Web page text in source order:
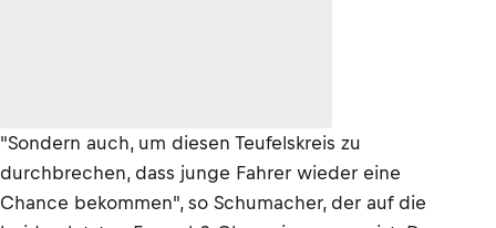
"Sondern auch, um diesen Teufelskreis zu
durchbrechen, dass junge Fahrer wieder eine
Chance bekommen", so Schumacher, der auf die